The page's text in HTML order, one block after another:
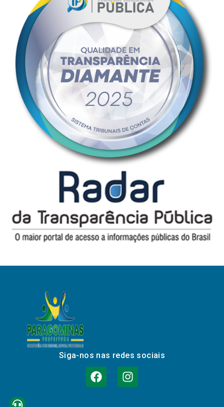
Siga-nos nas redes sociais